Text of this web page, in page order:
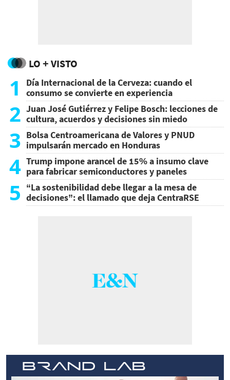
LO + VISTO
1
Día Internacional de la Cerveza: cuando el
consumo se convierte en experiencia
2 Juan José Gutiérrez y Felipe Bosch: lecciones de
cultura, acuerdos y decisiones sin miedo
3 Bolsa Centroamericana de Valores y PNUD
impulsarán mercado en Honduras
4 Trump impone arancel de 15% a insumo clave
para fabricar semiconductores y paneles
5 “La sostenibilidad debe llegar a la mesa de
decisiones”: el llamado que deja CentraRSE